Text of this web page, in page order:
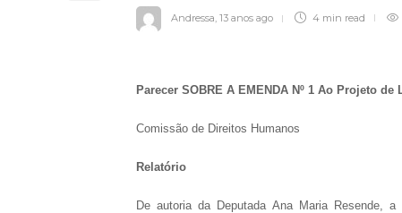
Andressa, 13 anos ago 4 min read
Parecer SOBRE A EMENDA Nº 1 Ao Projeto de
Comissão de Direitos Humanos
Relatório
De autoria da Deputada Ana Maria Resende,